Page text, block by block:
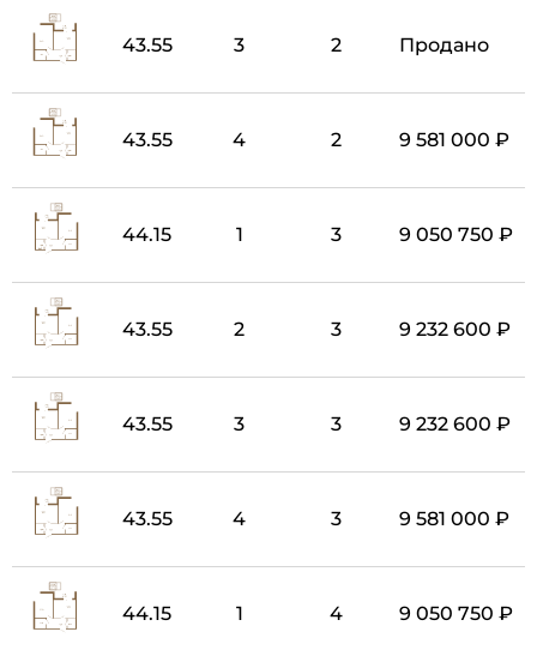
43.55 3 2 Продано
43.55 4 2 9 581 000 ₽
44.15 1 3 9 050 750 ₽
43.55 2 3 9 232 600 ₽
43.55 3 3 9 232 600 ₽
43.55 4 3 9 581 000 ₽
44.15 1 4 9 050 750 ₽